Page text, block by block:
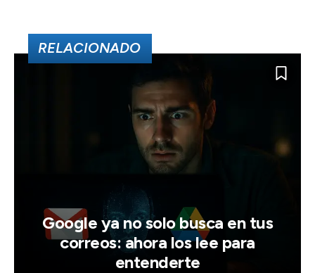
RELACIONADO
Google ya no solo busca en tus
correos: ahora los lee para
entenderte